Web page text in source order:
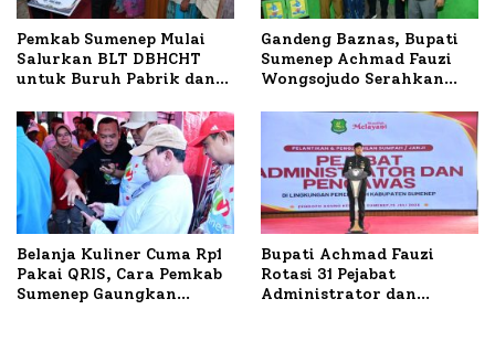
Pemkab Sumenep Mulai
Salurkan BLT DBHCHT
untuk Buruh Pabrik dan
Gandeng Baznas, Bupati
Sumenep Achmad Fauzi
Wongsojudo Serahkan
Dua Kecamatan
Belanja Kuliner Cuma Rp1
Pakai QRIS, Cara Pemkab
Sumenep Gaungkan
Bupati Achmad Fauzi
Rotasi 31 Pejabat
Administrator dan